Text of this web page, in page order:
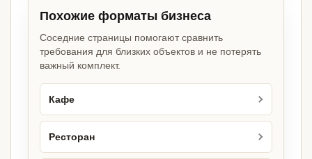
Похожие форматы бизнеса
Соседние страницы помогают сравнить
требования для близких объектов и не потерять
важный комплект.
Кафе
Ресторан